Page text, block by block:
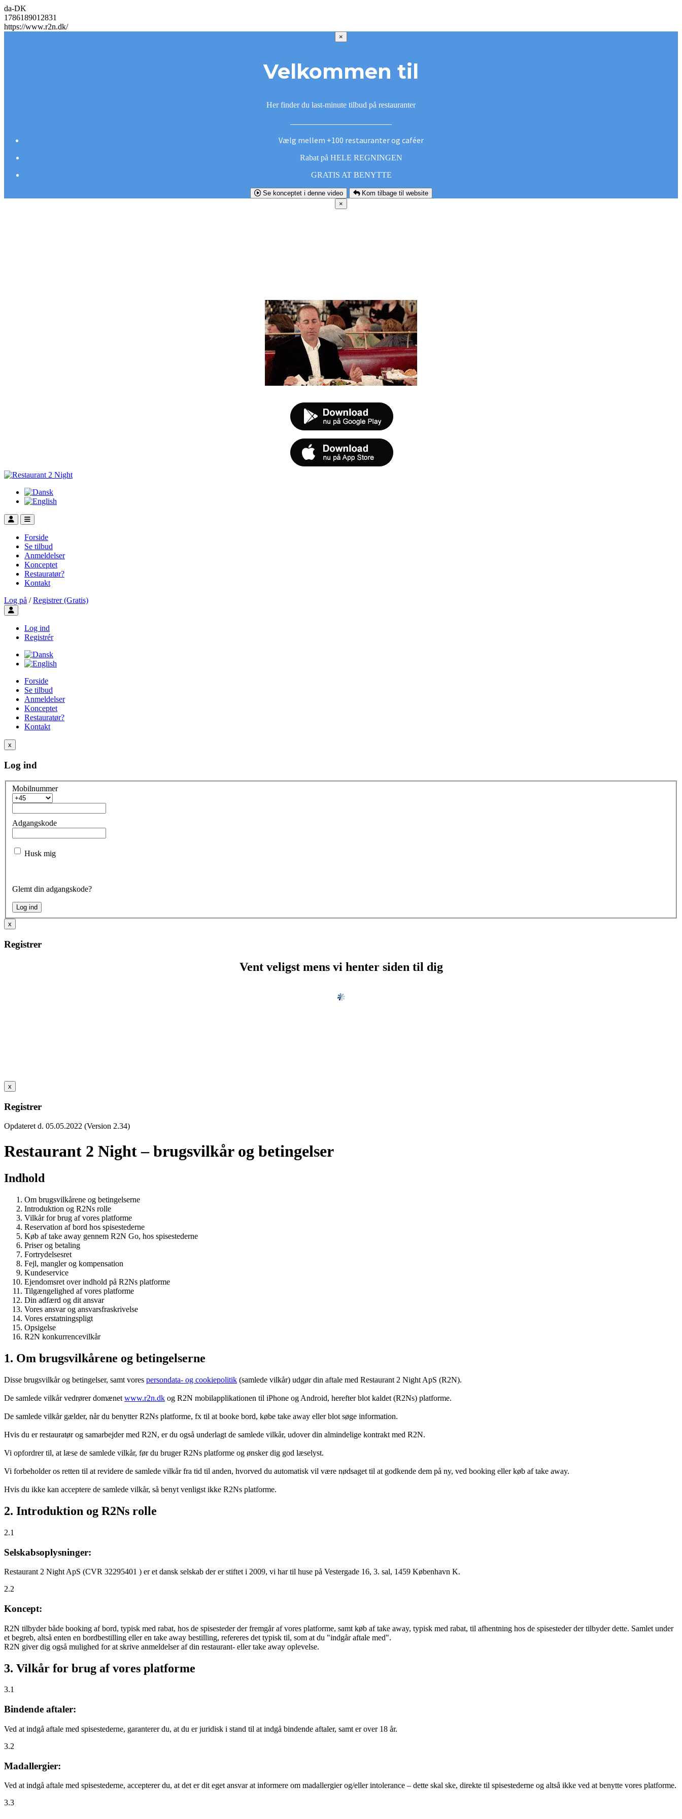
da-DK
1786189012831
https://www.r2n.dk/
×
Velkommen til
Her finder du last-minute tilbud på restauranter
Vælg mellem +100 restauranter og caféer
Rabat på HELE REGNINGEN
GRATIS AT BENYTTE
Se konceptet i denne video
Kom tilbage til website
×
Forside
Se tilbud
Anmeldelser
Konceptet
Restauratør?
Kontakt
Log på / Registrer (Gratis)
Toggle user menu
Log ind
Registrér
Forside
Se tilbud
Anmeldelser
Konceptet
Restauratør?
Kontakt
x
Log ind
Mobilnummer
Adgangskode
Husk mig
Glemt din adgangskode?
x
Registrer
Vent veligst mens vi henter siden til dig
x
Registrer
Opdateret d. 05.05.2022 (Version 2.34)
Restaurant 2 Night – brugsvilkår og betingelser
Indhold
Om brugsvilkårene og betingelserne
Introduktion og R2Ns rolle
Vilkår for brug af vores platforme
Reservation af bord hos spisestederne
Køb af take away gennem R2N Go, hos spisestederne
Priser og betaling
Fortrydelsesret
Fejl, mangler og kompensation
Kundeservice
Ejendomsret over indhold på R2Ns platforme
Tilgængelighed af vores platforme
Din adfærd og dit ansvar
Vores ansvar og ansvarsfraskrivelse
Vores erstatningspligt
Opsigelse
R2N konkurrencevilkår
1. Om brugsvilkårene og betingelserne
Disse brugsvilkår og betingelser, samt vores persondata- og cookiepolitik (samlede vilkår) udgør din aftale med Restaurant 2 Night ApS (R2N).
De samlede vilkår vedrører domænet www.r2n.dk og R2N mobilapplikationen til iPhone og Android, herefter blot kaldet (R2Ns) platforme.
De samlede vilkår gælder, når du benytter R2Ns platforme, fx til at booke bord, købe take away eller blot søge information.
Hvis du er restauratør og samarbejder med R2N, er du også underlagt de samlede vilkår, udover din almindelige kontrakt med R2N.
Vi opfordrer til, at læse de samlede vilkår, før du bruger R2Ns platforme og ønsker dig god læselyst.
Vi forbeholder os retten til at revidere de samlede vilkår fra tid til anden, hvorved du automatisk vil være nødsaget til at godkende dem på ny, ved booking eller køb af take away.
Hvis du ikke kan acceptere de samlede vilkår, så benyt venligst ikke R2Ns platforme.
2. Introduktion og R2Ns rolle
2.1
Selskabsoplysninger:
Restaurant 2 Night ApS (CVR 32295401 ) er et dansk selskab der er stiftet i 2009, vi har til huse på Vestergade 16, 3. sal, 1459 København K.
2.2
Koncept:
R2N tilbyder både booking af bord, typisk med rabat, hos de spisesteder der fremgår af vores platforme, samt køb af take away, typisk med rabat, til afhentning hos de spisesteder der tilbyder dette. Samlet under
et begreb, altså enten en bordbestilling eller en take away bestilling, refereres det typisk til, som at du "indgår aftale med".
R2N giver dig også mulighed for at skrive anmeldelser af din restaurant- eller take away oplevelse.
3. Vilkår for brug af vores platforme
3.1
Bindende aftaler:
Ved at indgå aftale med spisestederne, garanterer du, at du er juridisk i stand til at indgå bindende aftaler, samt er over 18 år.
3.2
Madallergier:
Ved at indgå aftale med spisestederne, accepterer du, at det er dit eget ansvar at informere om madallergier og/eller intolerance – dette skal ske, direkte til spisestederne og altså ikke ved at benytte vores platforme.
3.3